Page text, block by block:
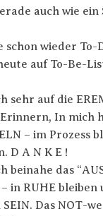
auch wie ein
schon wieder To-
auf To-Be-
sehr auf die
In mich
– im Prozess
D A N K E !
beinahe das
in RUHE bleiben
Das NOT-